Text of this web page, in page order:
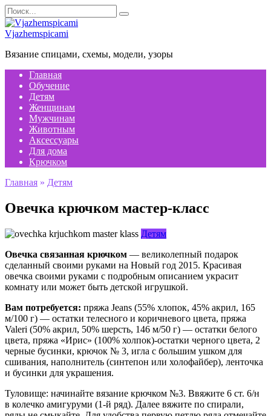
Перейти
к
содержанию
Search
for:
Vjazhemspicami
Вязание спицами, схемы, модели, узоры
Главная
Обучение
Детям
Женщинам
Мужчинам
Животным
Аксессуары
Для дома
Крючком
Главная » Детям
Овечка крючком мастер-класс
Детям
Овечка связанная крючком — великолепный подарок
сделанный своими руками на Новый год 2015. Красивая
овечка своими руками с подробным описанием украсит
комнату или может быть детской игрушкой.
Вам потребуется: пряжа Jeans (55% хлопок, 45% акрил, 165
м/100 г) — остатки телесного и коричневого цвета, пряжа
Valeri (50% акрил, 50% шерсть, 146 м/50 г) — остатки белого
цвета, пряжа «Ирис» (100% холпок)-остатки черного цвета, 2
черные бусинки, крючок № 3, игла с большим ушком для
сшивания, наполнитель (синтепон или холофайбер), ленточка
и бусинки для украшения.
Туловище: начинайте вязание крючком №3. Ввяжите 6 ст. 6/н
в колечко амигуруми (1-й ряд). Далее вяжите по спирали,